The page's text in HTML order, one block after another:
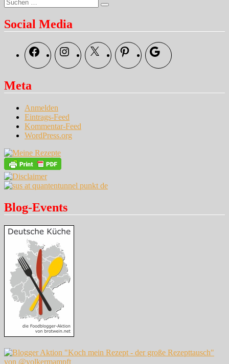
einer,
die
auszog,
herzustellen…
nach:
Suchen
Social Media
FacebookInstagramX Pinterest Google
Meta
Anmelden
Eintrags-Feed
Kommentar-Feed
WordPress.org
Blog-Events